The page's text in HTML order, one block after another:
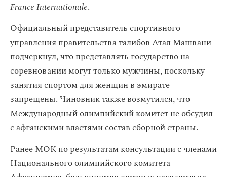
France Internationale.
Официальный представитель спортивного
управления правительства талибов Атал Машвани
подчеркнул, что представлять государство на
соревновании могут только мужчины, поскольку
занятия спортом для женщин в эмирате
запрещены. Чиновник также возмутился, что
Международный олимпийский комитет не обсудил
с афганскими властями состав сборной страны.
Ранее МОК по результатам консультации с членами
Национального олимпийского комитета